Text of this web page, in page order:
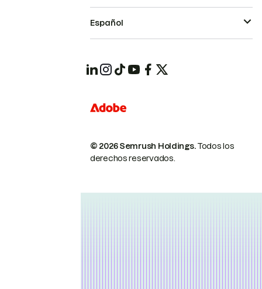
© 2026 Semrush Holdings.Todos los
derechos reservados.
Español